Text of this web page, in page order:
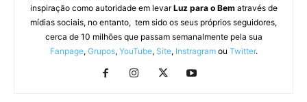
inspiração como autoridade em levarLuz para o Bematravés de
mídias sociais, no entanto, tem sido os seus próprios seguidores,
cerca de 10 milhões que passam semanalmente pela sua
Fanpage, Grupos, YouTube, Site, Instragramou Twitter.